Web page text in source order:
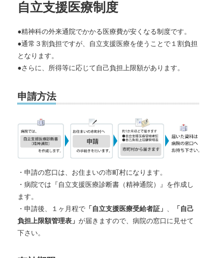
自立支援医療制度
●精神科の外来通院でかかる医療費が安くなる制度です。
●通常３割負担ですが、自立支援医療を使うことで１割負担
となります。
●さらに、所得等に応じて自己負担上限額があります。
申請方法
・申請の窓口は、お住まいの市町村になります。
・病院では『自立支援医療診断書（精神通院）』を作成し
ます。
・申請後、１ヶ月程で 「自立支援医療受給者証」 、
「自己
負担上限額管理表」 が届きますので、病院の窓口に見せて
下さい。